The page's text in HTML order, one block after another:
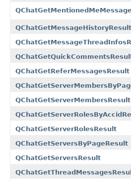
QChatGetMessageHistoryResult
QChatGetReferMessagesResult
QChatGetServerMembersResult
QChatGetServerRolesResult
QChatGetServersByPageResult
QChatGetServersResult